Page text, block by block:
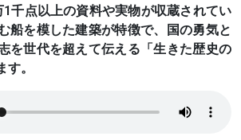
千点以上の資料や実物が収蔵されてい
船を模した建築が特徴で、国の勇気と
を世代を超えて伝える「生きた歴史の
。